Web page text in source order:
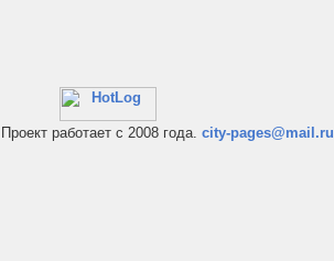
Проект работает с 2008 года. city-pages@mail.ru